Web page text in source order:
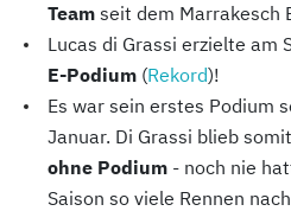
Team seit dem Marrakesch
Lucas di Grassi erzielte am
E-Podium (Rekord)!
Es war sein erstes Podium
Januar. Di Grassi blieb somit
ohne Podium - noch nie
Saison so viele Rennen